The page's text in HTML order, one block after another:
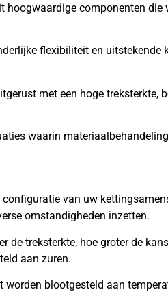
hoogwaardige componenten die
flexibiliteit en uitstekende
met een hoge treksterkte,
waarin
van uw
omstandigheden inzetten.
de treksterkte, hoe groter de
aan zuren.
worden blootgesteld aan